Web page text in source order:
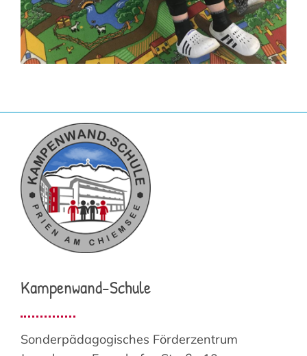
Kampenwand-Schule
Sonderpädagogisches Förderzentrum